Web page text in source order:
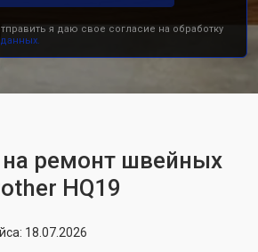
я даю свое согласие на обработку
ремонт швейных
HQ19
18.07.2026